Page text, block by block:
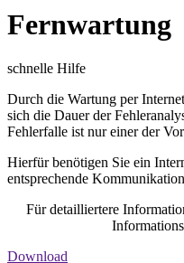
Fernwartung
schnelle Hilfe
Durch die Wartung per
sich die Dauer der
Fehlerfalle ist nur einer der
Hierfür benötigen Sie ein
entsprechende
Für detailliertere
Download